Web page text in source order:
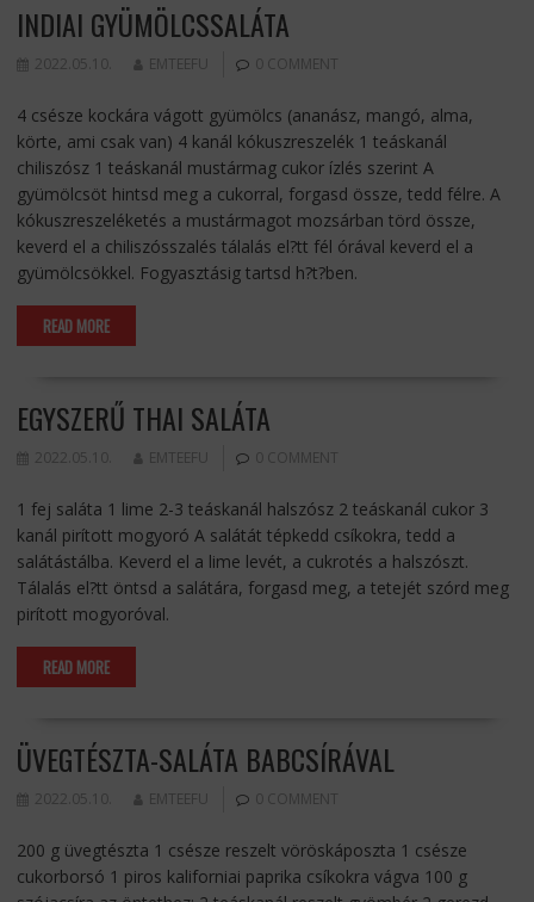
INDIAI GYÜMÖLCSSALÁTA
2022.05.10. EMTEEFU 0 COMMENT
4 csésze kockára vágott gyümölcs (ananász, mangó, alma,
körte, ami csak van) 4 kanál kókuszreszelék 1 teáskanál
chiliszósz 1 teáskanál mustármag cukor ízlés szerint A
gyümölcsöt hintsd meg a cukorral, forgasd össze, tedd félre. A
kókuszreszeléketés a mustármagot mozsárban törd össze,
keverd el a chiliszósszalés tálalás el?tt fél órával keverd el a
gyümölcsökkel. Fogyasztásig tartsd h?t?ben.
READ MORE
EGYSZERŰ THAI SALÁTA
2022.05.10. EMTEEFU 0 COMMENT
1 fej saláta 1 lime 2-3 teáskanál halszósz 2 teáskanál cukor 3
kanál pirított mogyoró A salátát tépkedd csíkokra, tedd a
salátástálba. Keverd el a lime levét, a cukrotés a halszószt.
Tálalás el?tt öntsd a salátára, forgasd meg, a tetejét szórd meg
pirított mogyoróval.
READ MORE
ÜVEGTÉSZTA-SALÁTA BABCSÍRÁVAL
2022.05.10. EMTEEFU 0 COMMENT
200 g üvegtészta 1 csésze reszelt vöröskáposzta 1 csésze
cukorborsó 1 piros kaliforniai paprika csíkokra vágva 100 g